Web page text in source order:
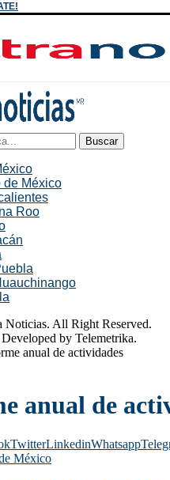
Buscar
de México
Roo
Noticias. All Right Reserved.
by Telemetrika.
anual de actividades
anual de
TwitterLinkedinWhatsapp
México